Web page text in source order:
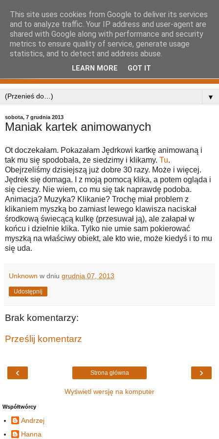
▼
sobota, 7 grudnia 2013
Maniak kartek animowanych
Ot doczekałam. Pokazałam Jędrkowi kartkę animowaną i
tak mu się spodobała, że siedzimy i klikamy. Tu.
Obejrzeliśmy dzisiejszą już dobre 30 razy. Może i więcej.
Jędrek się domaga. I z moją pomocą klika, a potem ogląda i
się cieszy. Nie wiem, co mu się tak naprawdę podoba.
Animacja? Muzyka? Klikanie? Trochę miał problem z
klikaniem myszką bo zamiast lewego klawisza naciskał
środkową świecącą kulkę (przesuwał ją), ale załapał w
końcu i dzielnie klika. Tylko nie umie sam pokierować
myszką na właściwy obiekt, ale kto wie, może kiedyś i to mu
się uda.
Unknown w dniu grudnia 07, 2013
Udostępnij
Brak komentarzy:
Prześlij komentarz
‹ ›
Strona główna
Wyświetl wersję na komputer
Współtwórcy
Andrzej
Hanna
This site uses cookies from Google to deliver its services
and to analyze traffic. Your IP address and user-agent are
shared with Google along with performance and security
metrics to ensure quality of service, generate usage
statistics, and to detect and address abuse.
LEARN MORE GOT IT